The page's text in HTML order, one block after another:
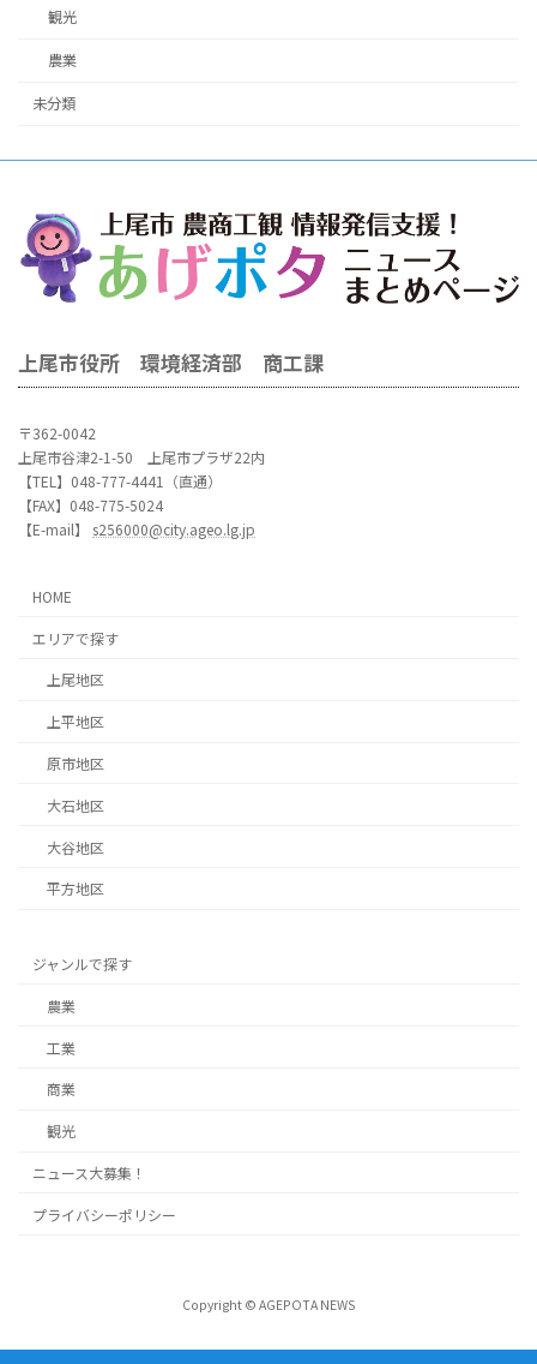
観光
農業
未分類
上尾市役所 環境経済部 商工課
〒362-0042
上尾市谷津2-1-50 上尾市プラザ22内
【TEL】048-777-4441（直通）
【FAX】048-775-5024
【E-mail】 s256000@city.ageo.lg.jp
HOME
エリアで探す
上尾地区
上平地区
原市地区
大石地区
大谷地区
平方地区
ジャンルで探す
農業
工業
商業
観光
ニュース大募集！
プライバシーポリシー
Copyright © AGEPOTA NEWS